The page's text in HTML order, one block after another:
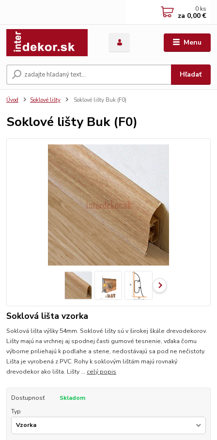
Menu
Hľadať
0 ks
za 0,00 €
Úvod Soklové lišty Soklové lišty Buk (F0)
Soklové lišty Buk (F0)
Soklová lišta vzorka
Soklová lišta výšky 54mm. Soklové lišty sú v širokej škále drevodekorov.
Lišty majú na vrchnej aj spodnej časti gumové tesnenie, vďaka čomu
výborne priliehajú k podlahe a stene, nedostávajú sa pod ne nečistoty.
Lišta je vyrobená z PVC. Rohy k soklovým lištám majú rovnaký
drevodekor ako lišta. Lišty ... celý popis
Dostupnosť
Skladom
Typ